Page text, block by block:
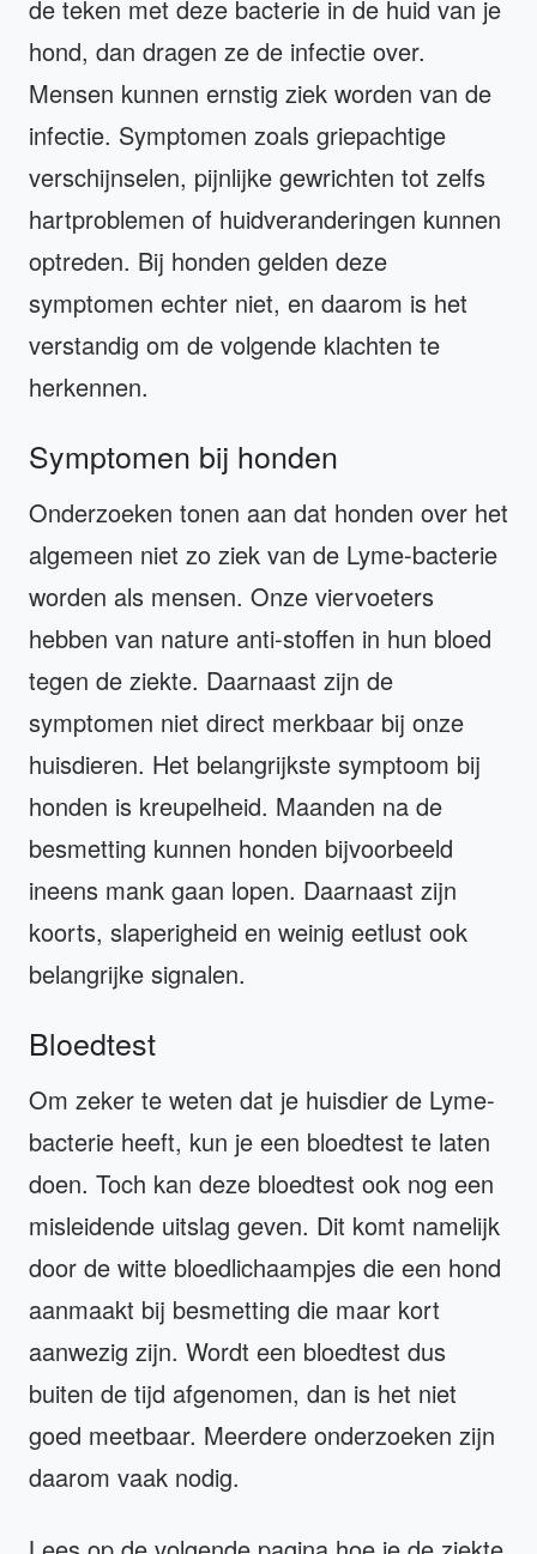
de teken met deze bacterie in de huid van je
hond, dan dragen ze de infectie over.
Mensen kunnen ernstig ziek worden van de
infectie. Symptomen zoals griepachtige
verschijnselen, pijnlijke gewrichten tot zelfs
hartproblemen of huidveranderingen kunnen
optreden. Bij honden gelden deze
symptomen echter niet, en daarom is het
verstandig om de volgende klachten te
herkennen.
Symptomen bij honden
Onderzoeken tonen aan dat honden over het
algemeen niet zo ziek van de Lyme-bacterie
worden als mensen. Onze viervoeters
hebben van nature anti-stoffen in hun bloed
tegen de ziekte. Daarnaast zijn de
symptomen niet direct merkbaar bij onze
huisdieren. Het belangrijkste symptoom bij
honden is kreupelheid. Maanden na de
besmetting kunnen honden bijvoorbeeld
ineens mank gaan lopen. Daarnaast zijn
koorts, slaperigheid en weinig eetlust ook
belangrijke signalen.
Bloedtest
Om zeker te weten dat je huisdier de Lyme-
bacterie heeft, kun je een bloedtest te laten
doen. Toch kan deze bloedtest ook nog een
misleidende uitslag geven. Dit komt namelijk
door de witte bloedlichaampjes die een hond
aanmaakt bij besmetting die maar kort
aanwezig zijn. Wordt een bloedtest dus
buiten de tijd afgenomen, dan is het niet
goed meetbaar. Meerdere onderzoeken zijn
daarom vaak nodig.